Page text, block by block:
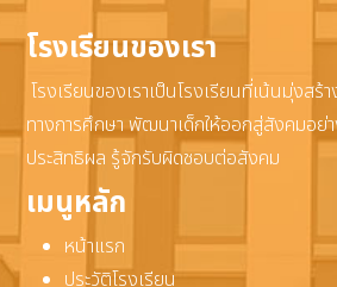
โรงเรียนของเรา
โรงเรียนของเราเป็นโรงเรียนที่เน้นมุ่งส
ทางการศึกษา พัฒนาเด็กให้ออกสู่สังคมอย่
ประสิทธิผล รู้จักรับผิดชอบต่อสังคม
เมนูหลัก
หน้าแรก
ประวัติโรงเรียน